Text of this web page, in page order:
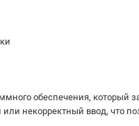
обеспечения,
некорректный ввод, что